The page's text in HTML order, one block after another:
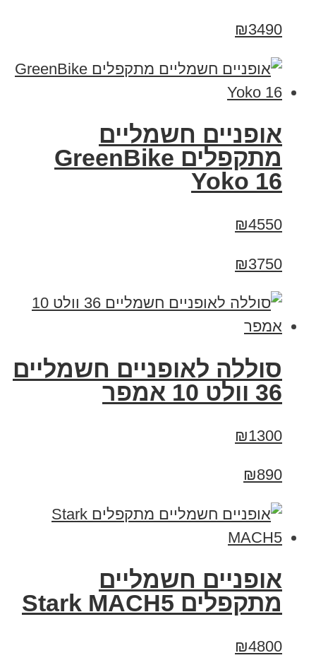
₪3490
‏אופניים חשמליים
‏מתקפלים GreenBike
Yoko 16
₪4550
₪3750
סוללה לאופניים חשמליים
36 וולט 10 אמפר
₪1300
₪890
‏אופניים חשמליים
‏מתקפלים Stark MACH5
₪4800